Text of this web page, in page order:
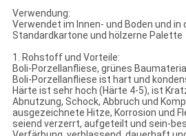
Verwendung:
Verwendet im Innen- und Boden und in
Standardkartone und hölzerne Palette
1. Rohstoff und Vorteile:
Boli-Porzellanfliese, grünes Baumaterial
Boli-Porzellanfliese ist hart und
Härte ist sehr hoch (Härte 4-5), ist
Abnutzung, Schock, Abbruch und
ausgezeichnete Hitze, Korrosion und
seiend verzerrt, aufgeteilt und sein-